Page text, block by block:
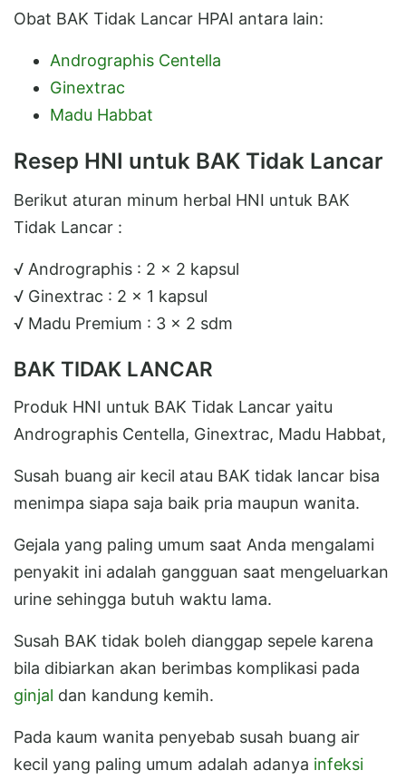
Obat BAK Tidak Lancar HPAI antara lain:
Andrographis Centella
Ginextrac
Madu Habbat
Resep HNI untuk BAK Tidak Lancar
Berikut aturan minum herbal HNI untuk BAK
Tidak Lancar :
√ Andrographis : 2 x 2 kapsul
√ Ginextrac : 2 x 1 kapsul
√ Madu Premium : 3 x 2 sdm
BAK TIDAK LANCAR
Produk HNI untuk BAK Tidak Lancar yaitu
Andrographis Centella, Ginextrac, Madu Habbat,
Susah buang air kecil atau BAK tidak lancar bisa
menimpa siapa saja baik pria maupun wanita.
Gejala yang paling umum saat Anda mengalami
penyakit ini adalah gangguan saat mengeluarkan
urine sehingga butuh waktu lama.
Susah BAK tidak boleh dianggap sepele karena
bila dibiarkan akan berimbas komplikasi pada
ginjal dan kandung kemih.
Pada kaum wanita penyebab susah buang air
kecil yang paling umum adalah adanya infeksi